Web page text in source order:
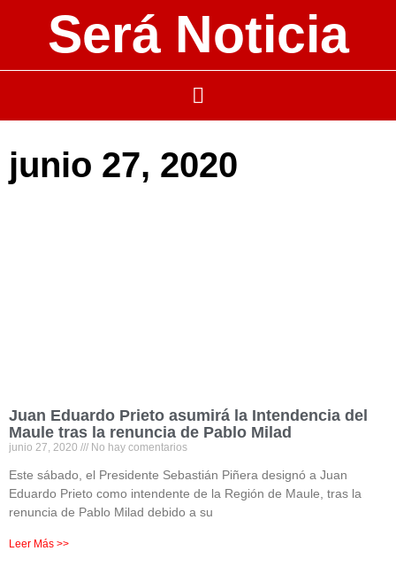
Será Noticia
junio 27, 2020
Juan Eduardo Prieto asumirá la Intendencia del
Maule tras la renuncia de Pablo Milad
junio 27, 2020 No hay comentarios
Este sábado, el Presidente Sebastián Piñera designó a Juan
Eduardo Prieto como intendente de la Región de Maule, tras la
renuncia de Pablo Milad debido a su
Leer Más >>